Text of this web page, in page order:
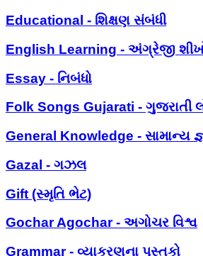
Educational - શિક્ષણ સંબંધી
English Learning - અંગ્રેજી
Essay - નિબંધો
Folk Songs Gujarati - ગુજરાતી
General Knowledge - સામાન્ય
Gazal - ગઝલ
Gift (સ્મૃતિ ભેટ)
Gochar Agochar - અગોચર વિશ્વ
Grammar - વ્યાકરણના પુસ્તકો